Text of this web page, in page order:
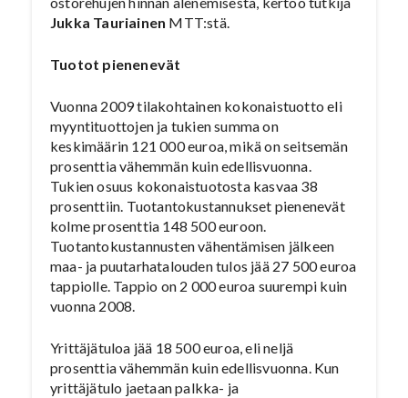
Jukka Tauriainen MTT:stä.
Tuotot pienenevät
Vuonna 2009 tilakohtainen kokonaistuotto eli
myyntituottojen ja tukien summa on
keskimäärin 121 000 euroa, mikä on seitsemän
prosenttia vähemmän kuin edellisvuonna.
Tukien osuus kokonaistuotosta kasvaa 38
prosenttiin. Tuotantokustannukset pienenevät
kolme prosenttia 148 500 euroon.
Tuotantokustannusten vähentämisen jälkeen
maa- ja puutarhatalouden tulos jää 27 500 euroa
tappiolle. Tappio on 2 000 euroa suurempi kuin
vuonna 2008.
Yrittäjätuloa jää 18 500 euroa, eli neljä
prosenttia vähemmän kuin edellisvuonna. Kun
yrittäjätulo jaetaan palkka- ja